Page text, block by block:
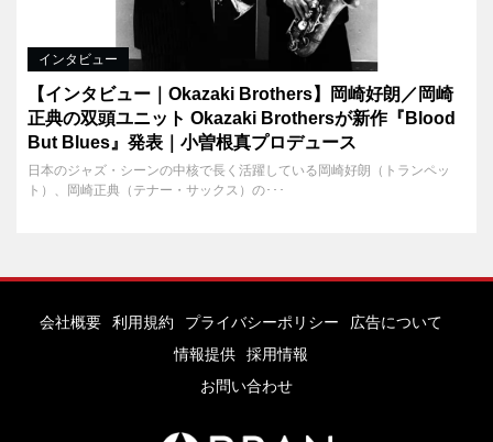
インタビュー
【インタビュー｜Okazaki Brothers】岡崎好朗／岡崎
正典の双頭ユニット Okazaki Brothersが新作『Blood
But Blues』発表｜小曽根真プロデュース
日本のジャズ・シーンの中核で長く活躍している岡崎好朗（トランペッ
ト）、岡崎正典（テナー・サックス）の･･･
会社概要 利用規約 プライバシーポリシー
広告について
情報提供
採用情報
お問い合わせ